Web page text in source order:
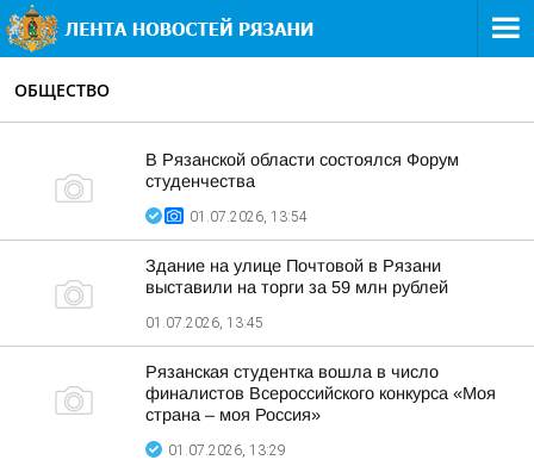
ОБЩЕСТВО
В Рязанской области состоялся Форум
студенчества
01.07.2026, 13:54
Здание на улице Почтовой в Рязани
выставили на торги за 59 млн рублей
01.07.2026, 13:45
Рязанская студентка вошла в число
финалистов Всероссийского конкурса «Моя
страна – моя Россия»
01.07.2026, 13:29